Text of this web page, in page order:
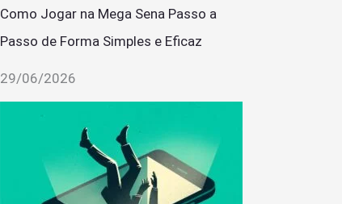
Como Jogar na Mega Sena Passo a
Passo de Forma Simples e Eficaz
29/06/2026